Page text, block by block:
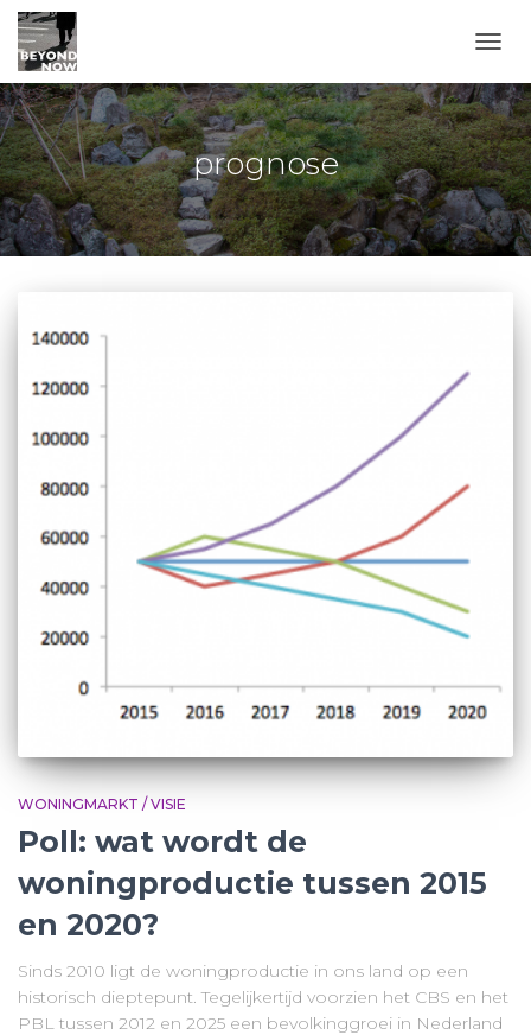
prognose
WONINGMARKT / VISIE
Poll: wat wordt de
woningproductie tussen 2015
en 2020?
Sinds 2010 ligt de woningproductie in ons land op een
historisch dieptepunt. Tegelijkertijd voorzien het CBS en het
PBL tussen 2012 en 2025 een bevolkinggroei in Nederland